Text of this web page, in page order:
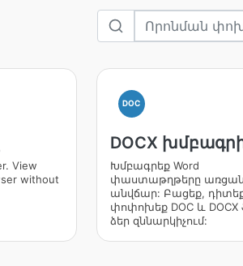
View
without
DOC
DOCX
Խմբագրեք Word
փաստաթղթերը
անվճար: Բացեք,
փոփոխեք DOC և DOCX
ձեր զննարկիչում: